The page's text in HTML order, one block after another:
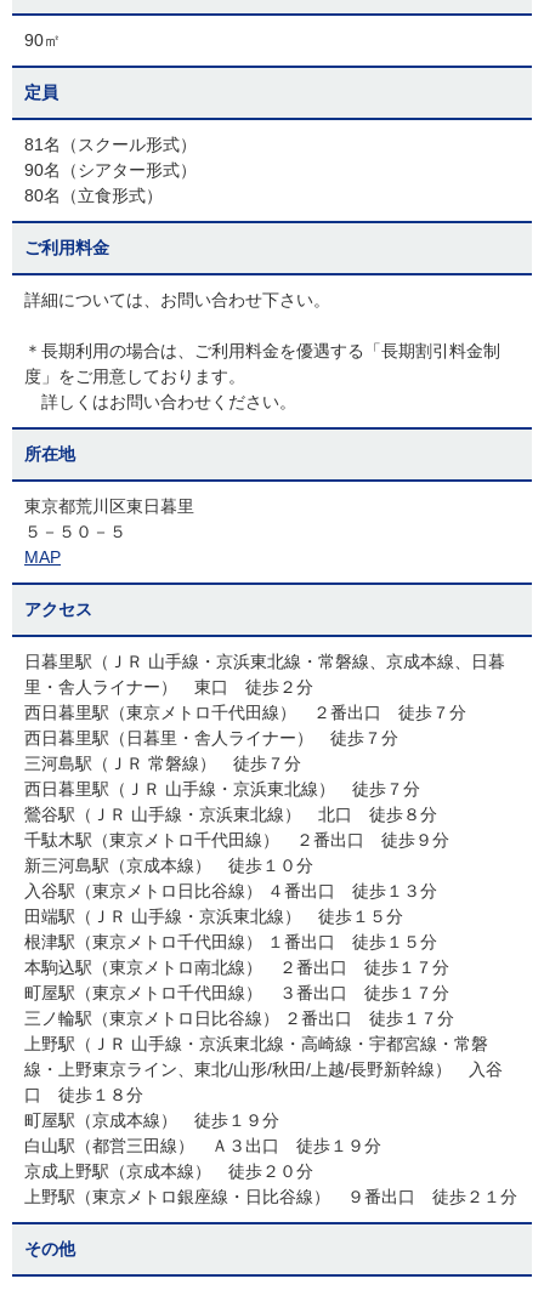
90㎡
定員
81名（スクール形式）
90名（シアター形式）
80名（立食形式）
ご利用料金
詳細については、お問い合わせ下さい。
＊長期利用の場合は、ご利用料金を優遇する「長期割引料金制
度」をご用意しております。
詳しくはお問い合わせください。
所在地
東京都荒川区東日暮里
５－５０－５
MAP
アクセス
日暮里駅（ＪＲ 山手線・京浜東北線・常磐線、京成本線、日暮
里・舎人ライナー） 東口 徒歩２分
西日暮里駅（東京メトロ千代田線） ２番出口 徒歩７分
西日暮里駅（日暮里・舎人ライナー） 徒歩７分
三河島駅（ＪＲ 常磐線） 徒歩７分
西日暮里駅（ＪＲ 山手線・京浜東北線） 徒歩７分
鶯谷駅（ＪＲ 山手線・京浜東北線） 北口 徒歩８分
千駄木駅（東京メトロ千代田線） ２番出口 徒歩９分
新三河島駅（京成本線） 徒歩１０分
入谷駅（東京メトロ日比谷線） ４番出口 徒歩１３分
田端駅（ＪＲ 山手線・京浜東北線） 徒歩１５分
根津駅（東京メトロ千代田線） １番出口 徒歩１５分
本駒込駅（東京メトロ南北線） ２番出口 徒歩１７分
町屋駅（東京メトロ千代田線） ３番出口 徒歩１７分
三ノ輪駅（東京メトロ日比谷線） ２番出口 徒歩１７分
上野駅（ＪＲ 山手線・京浜東北線・高崎線・宇都宮線・常磐
線・上野東京ライン、東北/山形/秋田/上越/長野新幹線） 入谷
口 徒歩１８分
町屋駅（京成本線） 徒歩１９分
白山駅（都営三田線） Ａ３出口 徒歩１９分
京成上野駅（京成本線） 徒歩２０分
上野駅（東京メトロ銀座線・日比谷線） ９番出口 徒歩２１分
その他